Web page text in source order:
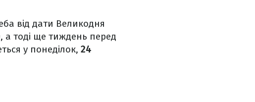
від дати Великодня
а тоді ще тиждень перед
у понеділок, 24